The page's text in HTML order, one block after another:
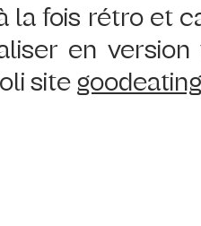
la fois rétro et
en version
site